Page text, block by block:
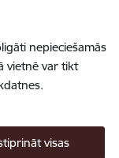
nepieciešamās
vietnē var tikt
visas